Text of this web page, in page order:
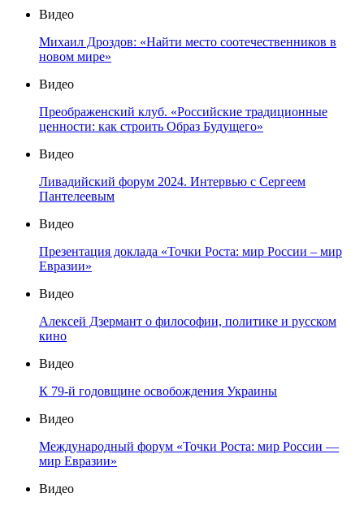
Видео
Михаил Дроздов: «Найти место соотечественников в
новом мире»
Видео
Преображенский клуб. «Российские традиционные
ценности: как строить Образ Будущего»
Видео
Ливадийский форум 2024. Интервью с Сергеем
Пантелеевым
Видео
Презентация доклада «Точки Роста: мир России – мир
Евразии»
Видео
Алексей Дзермант о философии, политике и русском
кино
Видео
К 79-й годовщине освобождения Украины
Видео
Международный форум «Точки Роста: мир России —
мир Евразии»
Видео